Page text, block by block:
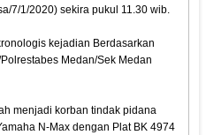
7/1/2020) sekira pukul 11.30 wib.
kejadian Berdasarkan
Medan/Sek Medan
menjadi korban tindak pidana
N-Max dengan Plat BK 4974